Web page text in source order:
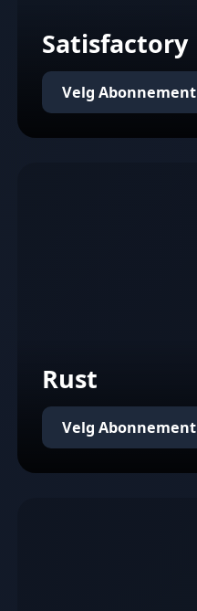
Satisfactory
Velg Abonnement
Rust
Velg Abonnement